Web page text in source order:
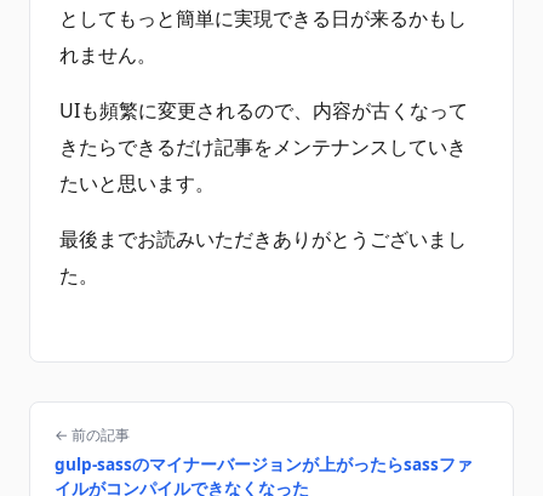
としてもっと簡単に実現できる日が来るかもし
れません。
UIも頻繁に変更されるので、内容が古くなって
きたらできるだけ記事をメンテナンスしていき
たいと思います。
最後までお読みいただきありがとうございまし
た。
← 前の記事
gulp-sassのマイナーバージョンが上がったらsassファ
イルがコンパイルできなくなった